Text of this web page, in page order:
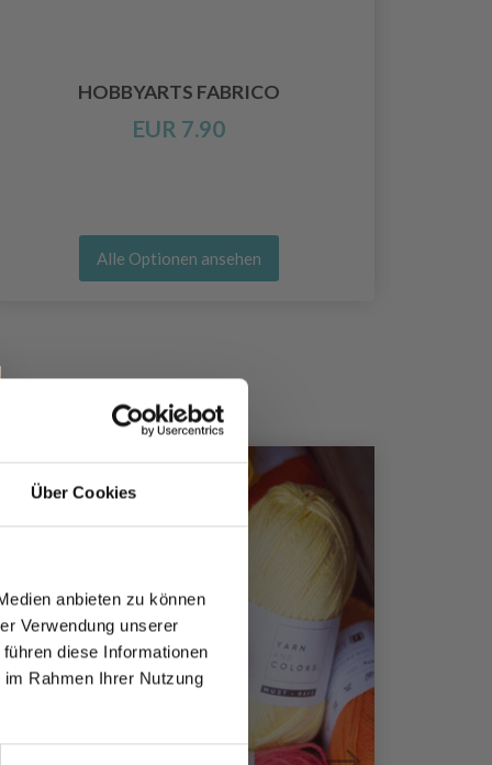
Über Cookies
anbieten zu können
Verwendung unserer
diese Informationen
Rahmen Ihrer Nutzung
HOBBYARTS FABRICO
EUR 7.90
Alle Optionen ansehen